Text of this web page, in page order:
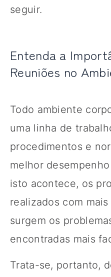
seguir.
Entenda a
Reuniões no
Todo ambiente
uma linha de
procedimentos e
melhor
isto acontece, os
realizados com
surgem os
encontradas mais
Trata-se, portanto,